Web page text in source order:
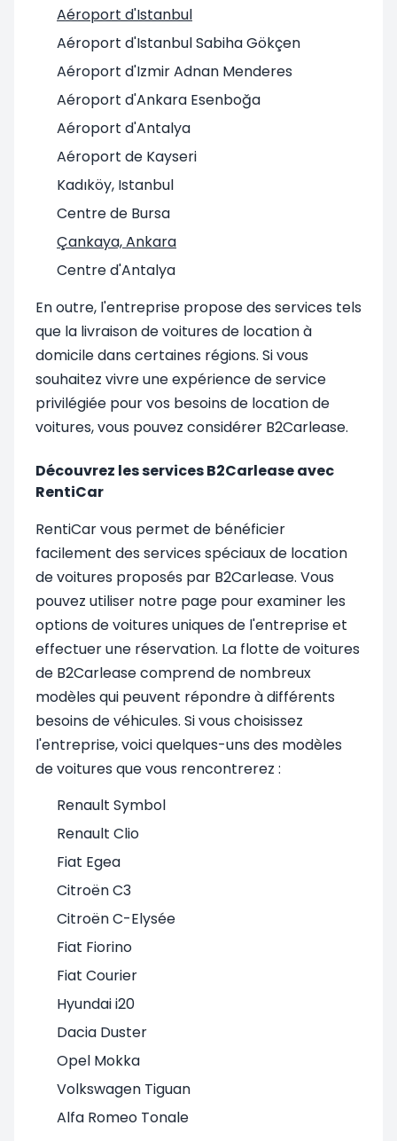
Aéroport d'Istanbul
Aéroport d'Istanbul Sabiha Gökçen
Aéroport d'Izmir Adnan Menderes
Aéroport d'Ankara Esenboğa
Aéroport d'Antalya
Aéroport de Kayseri
Kadıköy, Istanbul
Centre de Bursa
Çankaya, Ankara
Centre d'Antalya
En outre, l'entreprise propose des services tels
que la livraison de voitures de location à
domicile dans certaines régions. Si vous
souhaitez vivre une expérience de service
privilégiée pour vos besoins de location de
voitures, vous pouvez considérer B2Carlease.
Découvrez les services B2Carlease avec
RentiCar
RentiCar vous permet de bénéficier
facilement des services spéciaux de location
de voitures proposés par B2Carlease. Vous
pouvez utiliser notre page pour examiner les
options de voitures uniques de l'entreprise et
effectuer une réservation. La flotte de voitures
de B2Carlease comprend de nombreux
modèles qui peuvent répondre à différents
besoins de véhicules. Si vous choisissez
l'entreprise, voici quelques-uns des modèles
de voitures que vous rencontrerez :
Renault Symbol
Renault Clio
Fiat Egea
Citroën C3
Citroën C-Elysée
Fiat Fiorino
Fiat Courier
Hyundai i20
Dacia Duster
Opel Mokka
Volkswagen Tiguan
Alfa Romeo Tonale